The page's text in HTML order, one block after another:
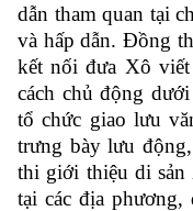
dẫn tham quan tại
và hấp dẫn. Đồng
kết nối đưa Xô
cách chủ động
tổ chức giao lưu
trưng bày lưu
thi giới thiệu di
tại các địa phương,